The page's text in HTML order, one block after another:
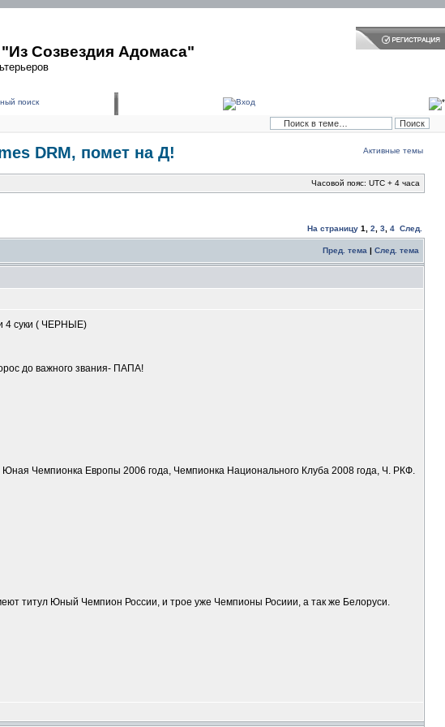
Созвездия Адомаса"
DRM, помет на Д! Активные темы
Часовой пояс: UTC + 4 часа
На страницу 1 2 3 4 След.
Пред. тема | След. тема
4 суки ( ЧЕРНЫЕ)
до важного звания- ПАПА!
Чемпионка Европы 2006 года, Чемпионка Национального Клуба 2008 года, Ч. РКФ.
титул Юный Чемпион России, и трое уже Чемпионы Росиии, а так же Белоруси.